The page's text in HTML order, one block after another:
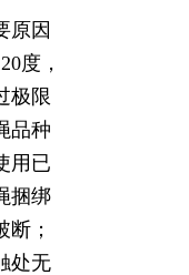
原因
度，
极限
品种
用已
捆绑
；
处无